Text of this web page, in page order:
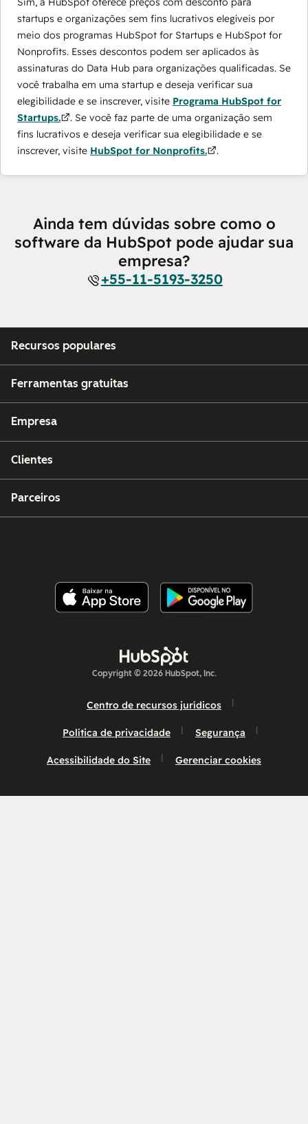
startups e organizações sem fins lucrativos elegíveis por
meio dos programas ​HubSpot for Startups e HubSpot for
Nonprofits. Esses descontos podem ser aplicados às
assinaturas do Data Hub para organizações qualificadas. Se
você trabalha em uma startup e deseja verificar sua
elegibilidade e se inscrever, visite Programa HubSpot for
Startups.
. Se você faz parte de uma organização sem
fins lucrativos e deseja verificar sua elegibilidade e se
inscrever, visite HubSpot for Nonprofits. .
Ainda tem dúvidas sobre como o
software da HubSpot pode ajudar sua
empresa?
+55-11-5193-3250
Recursos populares
Ferramentas gratuitas
Empresa
Clientes
Parceiros
Copyright © 2026 HubSpot, Inc.
Centro de recursos jurídicos
Política de privacidade Segurança
Acessibilidade do Site Gerenciar cookies